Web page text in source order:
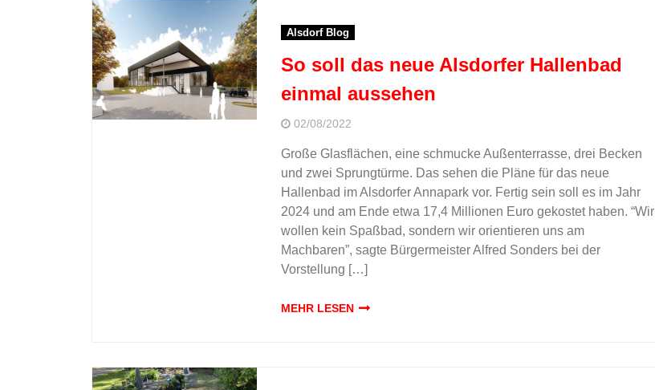
Alsdorf Blog
So soll das neue Alsdorfer Hallenbad
einmal aussehen
02/08/2022
Große Glasflächen, eine schmucke Außenterrasse, drei Becken
und zwei Sprungtürme. Das sehen die Pläne für das neue
Hallenbad im Alsdorfer Annapark vor. Fertig sein soll es im Jahr
2024 und am Ende etwa 17,4 Millionen Euro gekostet haben. “Wir
wollen kein Spaßbad, sondern wir orientieren uns am
Machbaren”, sagte Bürgermeister Alfred Sonders bei der
Vorstellung […]
MEHR LESEN